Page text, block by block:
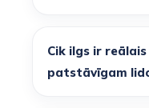
Cik ilgs ir
patstāvīgam